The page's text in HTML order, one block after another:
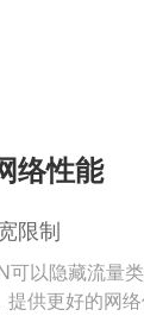
络性能
限制
可以隐藏流量
提供更好的网络